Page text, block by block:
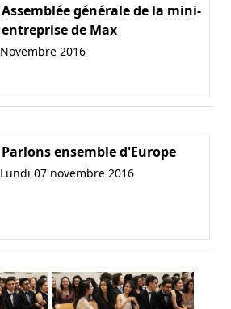
Assemblée générale de la mini-
entreprise de Max
Novembre 2016
Parlons ensemble d'Europe
Lundi 07 novembre 2016